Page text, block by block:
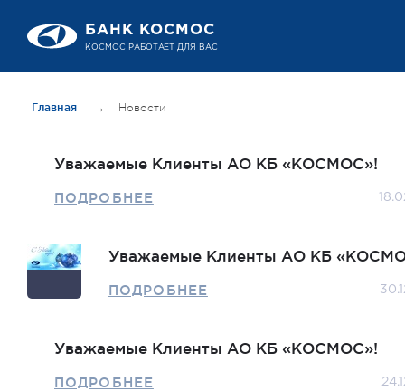
БАНК КОСМОС
Главная → Новости
Уважаемые Клиенты АО КБ «КОСМОС»!
ПОДРОБНЕЕ
Уважаемые Клиенты АО КБ
ПОДРОБНЕЕ
Уважаемые Клиенты АО КБ «КОСМОС»!
ПОДРОБНЕЕ